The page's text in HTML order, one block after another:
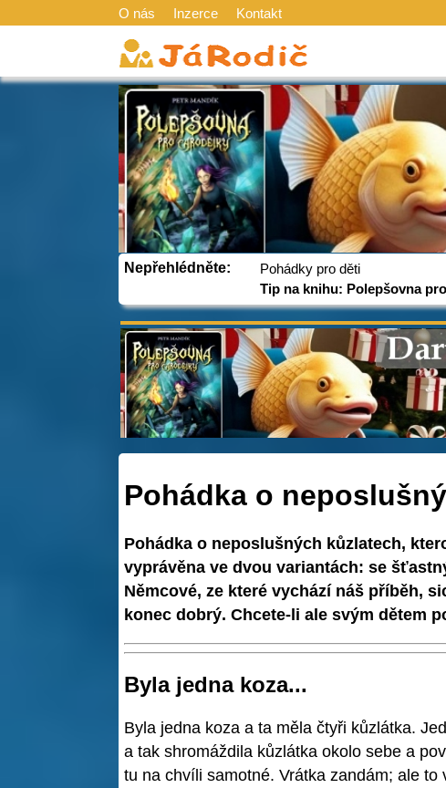
O nás Inzerce Kontakt
Nepřehlédněte:
Pohádky pro děti
Tip na knihu: Polepšovna
Pohádka o
Pohádka o neposlušných kůzlatech,
vyprávěna ve dvou variantách: se
Němcové, ze které vychází náš příběh,
konec dobrý. Chcete-li ale svým dětem
Byla jedna koza...
Byla jedna koza a ta měla čtyři kůzlátka.
a tak shromáždila kůzlátka okolo sebe a
tu na chvíli samotné. Vrátka zandám; ale